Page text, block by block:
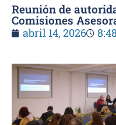
Reunión de
Comisiones
abril 14, 2026